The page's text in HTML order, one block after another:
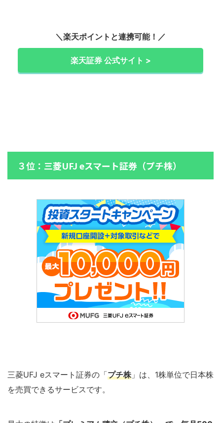
＼楽天ポイントと連携可能！／
楽天証券 公式サイト >
３位：三菱UFJ eスマート証券（プチ株）
三菱UFJ eスマート証券の「プチ株 」は、1株単位で日本株
を売買できるサービスです。